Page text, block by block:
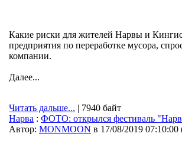
Какие риски для жителей Нарвы и
предприятия по переработке мусора,
компании.
Далее...
Читать дальше... | 7940 байт
Нарва : ФОТО: открылся фестиваль
Автор: MONMOON в 17/08/2019 07:10:00